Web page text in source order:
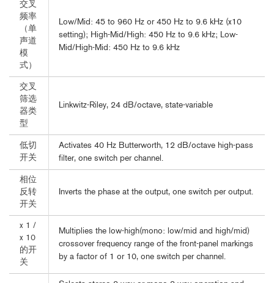
交叉
频率
（单
声道
模
式）
Low/Mid: 45 to 960 Hz or 450 Hz to 9.6 kHz (x10
setting); High-Mid/High: 450 Hz to 9.6 kHz; Low-
Mid/High-Mid: 450 Hz to 9.6 kHz
交叉
筛选
器类
型
Linkwitz-Riley, 24 dB/octave, state-variable
低切
开关
Activates 40 Hz Butterworth, 12 dB/octave high-pass
filter, one switch per channel.
相位
反转
开关
Inverts the phase at the output, one switch per output.
x 1 /
x 10
的开
关
Multiplies the low-high(mono: low/mid and high/mid)
crossover frequency range of the front-panel markings
by a factor of 1 or 10, one switch per channel.